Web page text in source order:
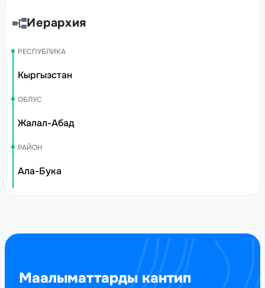
Иерархия
РЕСПУБЛИКА
Кыргызстан
ОБЛУС
Жалал-Абад
РАЙОН
Ала-Бука
Маалыматтарды кантип